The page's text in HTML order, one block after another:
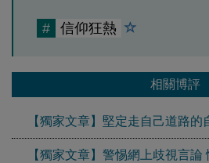
# 信仰狂熱
相關博評
【獨家文章】堅定走自己道路的
【獨家文章】警惕網上歧視言